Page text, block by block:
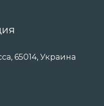
65014, Украина